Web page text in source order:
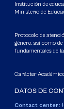
Institución de
Ministerio de
Protocolo de
género, así como
fundamentales de
Carácter
DATOS DE
Contact center: